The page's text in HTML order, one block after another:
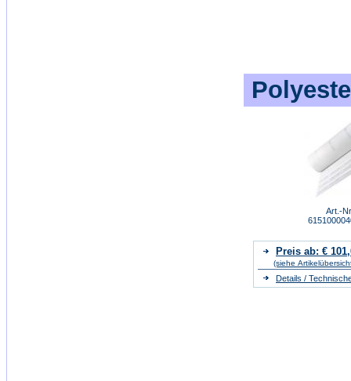
Art.-
Preis ab: €
(siehe
Details /